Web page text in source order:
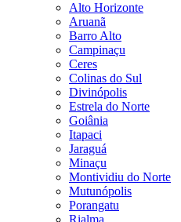
Alto Horizonte
Aruanã
Barro Alto
Campinaçu
Ceres
Colinas do Sul
Divinópolis
Estrela do Norte
Goiânia
Itapaci
Jaraguá
Minaçu
Montividiu do Norte
Mutunópolis
Porangatu
Rialma